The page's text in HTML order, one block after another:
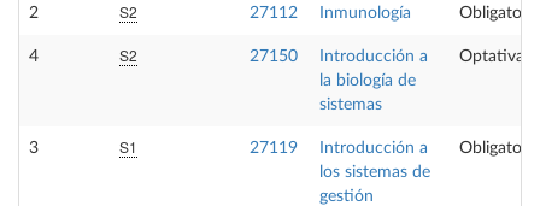
2 S2 27112 Inmunología Obligatoria
4 S2 27150
Introducción a
la biología de
sistemas
Optativa
3 S1 27119
Introducción a
los sistemas de
gestión
Obligatoria